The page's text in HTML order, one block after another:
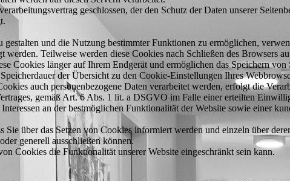
geschlossen, der den Schutz der Daten unserer
gestalten und die Nutzung bestimmter Funktionen zu ermöglichen,
werden. Teilweise werden diese Cookies nach Schließen des Browsers
Cookies länger auf Ihrem Endgerät und ermöglichen das Speichern von
der Übersicht zu den Cookie-Einstellungen Ihres
auch personenbezogene Daten verarbeitet werden, erfolgt die
gemäß Art. 6 Abs. 1 lit. a DSGVO im Falle einer erteilten
an der bestmöglichen Funktionalität der Website sowie einer
Sie über das Setzen von Cookies informiert werden und einzeln über
generell ausschließen können.
Cookies die Funktionalität unserer Website eingeschränkt sein kann.